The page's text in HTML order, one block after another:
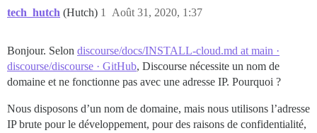
tech_hutch (Hutch) Août 31, 2020, 1:37
1
Bonjour. Selon discourse/docs/INSTALL-cloud.md at main ·
discourse/discourse · GitHub, Discourse nécessite un nom de
domaine et ne fonctionne pas avec une adresse IP. Pourquoi ?
Nous disposons d’un nom de domaine, mais nous utilisons l’adresse
IP brute pour le développement, pour des raisons de confidentialité,